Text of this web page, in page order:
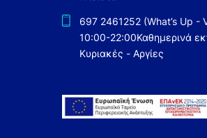
697 2461252 (What’s Up -
10:00-22:00Καθημερινά
Κυριακές - Αργίες